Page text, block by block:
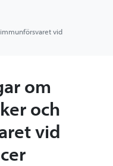
vid
om
och
vid